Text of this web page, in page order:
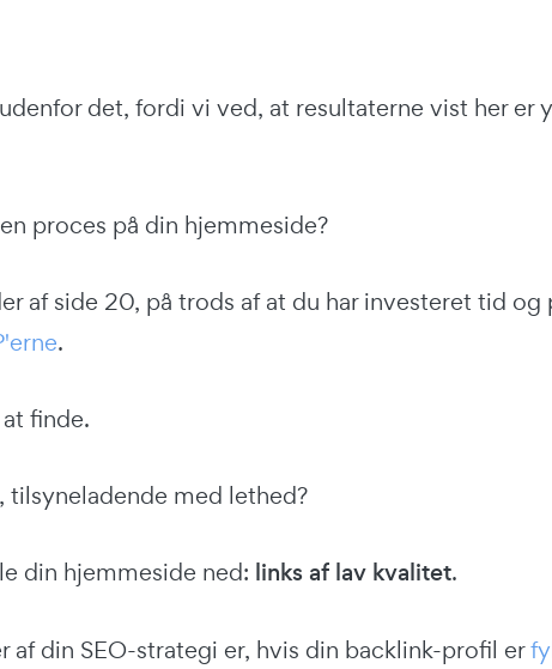
det, fordi vi ved, at resultaterne vist her er
proces på din hjemmeside?
af side 20, på trods af at du har investeret tid og
.
finde.
tilsyneladende med lethed?
din hjemmeside ned: links af lav kvalitet.
af din SEO-strategi er, hvis din backlink-profil er